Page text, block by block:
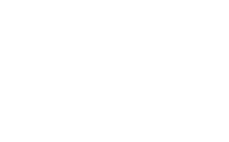
| Recht und Steuern Spanien
Beratung in Spanien